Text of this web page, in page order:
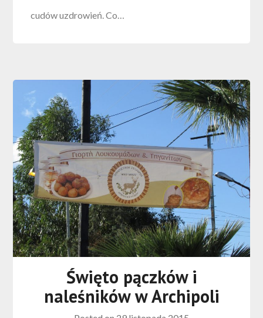
cudów uzdrowień. Co…
Święto pączków i
naleśników w Archipoli